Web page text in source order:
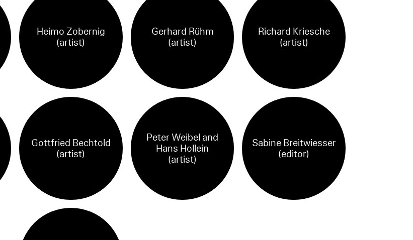
Heimo Zobernig
(artist)
Gerhard Rühm
(artist)
Richard Kriesche
(artist)
Gottfried Bechtold
(artist)
Peter Weibel and
Hans Hollein
(artist)
Sabine Breitwiesser
(editor)